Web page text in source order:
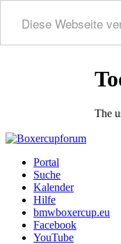
Diese Webseite
Portal
Suche
Kalender
Hilfe
bmwboxercup.eu
Facebook
YouTube